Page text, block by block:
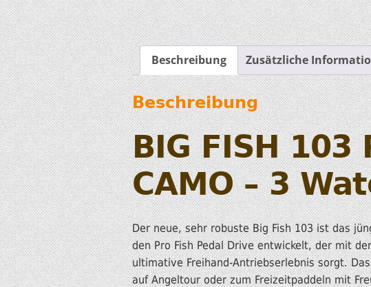
Beschreibung Zusätzliche
Beschreibung
BIG FISH 103
CAMO – 3
Der neue, sehr robuste Big Fish 103 ist das
den Pro Fish Pedal Drive entwickelt, der mit
ultimative Freihand-Antriebserlebnis sorgt.
auf Angeltour oder zum Freizeitpaddeln mit